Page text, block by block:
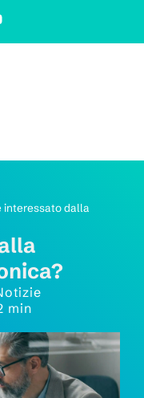
interessato dalla
min